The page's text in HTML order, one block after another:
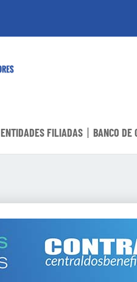
ENTIDADES FILIADAS BANCO DE